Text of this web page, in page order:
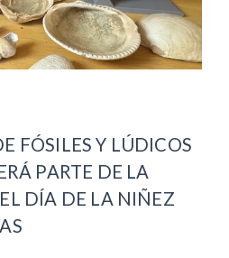
FÓSILES Y LÚDICOS
PARTE DE LA
DÍA DE LA NIÑEZ